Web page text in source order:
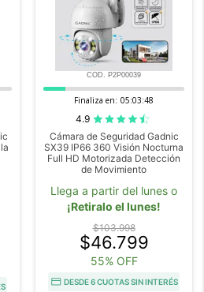
COD. P2P00039
Finaliza en: 05:03:46
4.9
Cámara de Seguridad Gadnic
SX39 IP66 360 Visión Nocturna
Full HD Motorizada Detección
de Movimiento
Llega a partir del lunes o
¡Retiralo el lunes!
$103.998
$46.799
55% OFF
DESDE 6 CUOTAS SIN INTERÉS